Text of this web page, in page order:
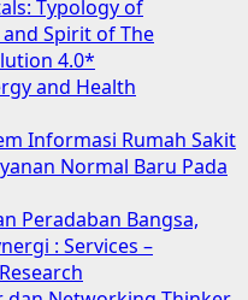
Typology of
Spirit of The
4.0*
and Health
Informasi Rumah Sakit
Normal Baru Pada
Peradaban Bangsa,
: Services –